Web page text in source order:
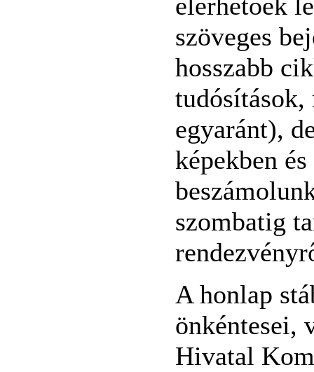
szöveges
hosszabb
egyaránt),
képekben
szombatig
A honlap
önkéntesei,
Hivatal